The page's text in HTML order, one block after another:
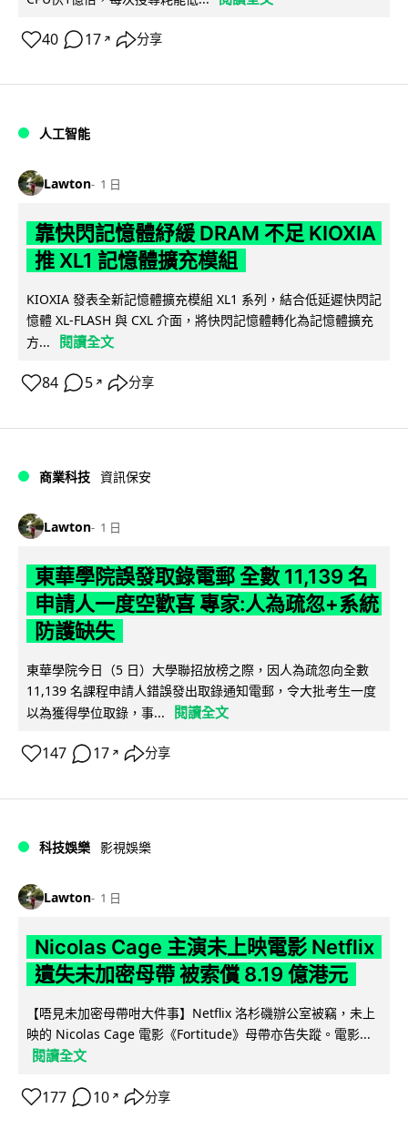
40 17 ↗ 分享
人工智能
Lawton 1 日
靠快閃記憶體紓緩 DRAM 不足 KIOXIA
推 XL1 記憶體擴充模組
KIOXIA 發表全新記憶體擴充模組 XL1 系列，結合低延遲快閃記
憶體 XL-FLASH 與 CXL 介面，將快閃記憶體轉化為記憶體擴充
方...
閱讀全文
84 5 ↗ 分享
商業科技 資訊保安
Lawton 1 日
東華學院誤發取錄電郵 全數 11,139 名
申請人一度空歡喜 專家:人為疏忽+系統
防護缺失
東華學院今日（5 日）大學聯招放榜之際，因人為疏忽向全數
11,139 名課程申請人錯誤發出取錄通知電郵，令大批考生一度
以為獲得學位取錄，事...
閱讀全文
147 17 ↗ 分享
科技娛樂 影視娛樂
Lawton 1 日
Nicolas Cage 主演未上映電影 Netflix
遺失未加密母帶 被索償 8.19 億港元
【唔見未加密母帶咁大件事】Netflix 洛杉磯辦公室被竊，未上
映的 Nicolas Cage 電影《Fortitude》母帶亦告失蹤。電影...
閱讀全文
177 10 ↗ 分享